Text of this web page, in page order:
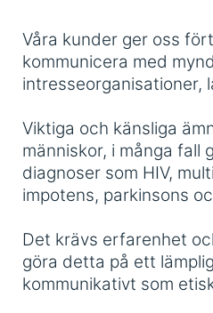
Våra kunder ger oss
kommunicera med
intresseorganisationer,
Viktiga och känsliga
människor, i många fall
diagnoser som HIV,
impotens, parkinsons
Det krävs erfarenhet
göra detta på ett
kommunikativt som